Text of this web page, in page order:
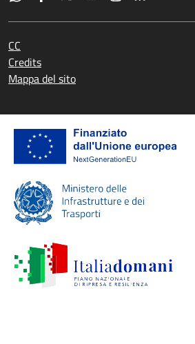
CC
Credits
Mappa del sito